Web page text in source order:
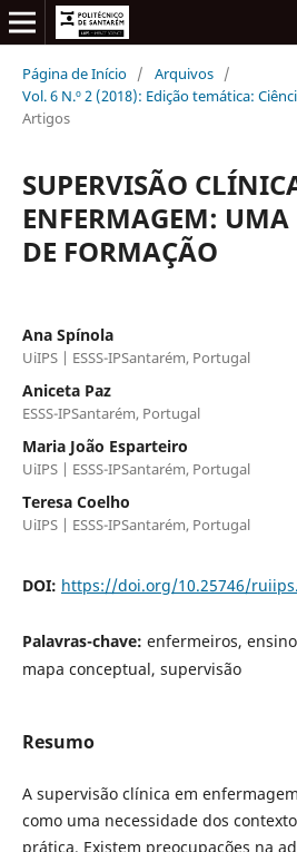
Página de Início / Arquivos /
Vol. 6 N.º 2 (2018): Edição temática:
Artigos
SUPERVISÃO
ENFERMAGEM: UMA
DE FORMAÇÃO
Ana Spínola
UiIPS | ESSS-IPSantarém, Portugal
Aniceta Paz
ESSS-IPSantarém, Portugal
Maria João Esparteiro
UiIPS | ESSS-IPSantarém, Portugal
Teresa Coelho
UiIPS | ESSS-IPSantarém, Portugal
DOI: https://doi.org/10.25746/
Palavras-chave: enfermeiros,
mapa conceptual, supervisão
Resumo
A supervisão clínica em
como uma necessidade dos
prática. Existem preocupações na